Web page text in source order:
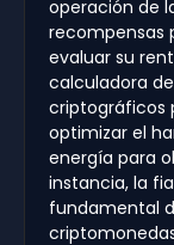
operación de
recompensas
evaluar su
calculadora
criptográficos
optimizar el
energía para
instancia, la
fundamental